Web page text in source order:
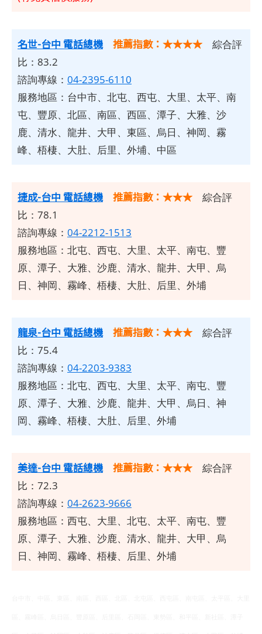
名世-台中 電話總機 推薦指數：★★★★
綜合評
比：83.2
諮詢專線： 04-2395-6110
服務地區：台中市、北屯、西屯、大里、太平、南
屯、豐原、北區、南區、西區、潭子、大雅、沙
鹿、清水、龍井、大甲、東區、烏日、神岡、霧
峰、梧棲、大肚、后里、外埔、中區​
捷成-台中 電話總機 推薦指數：★★★
綜合評
比：78.1
諮詢專線： 04-2212-1513
服務地區：北屯、西屯、大里、太平、南屯、豐
原、潭子、大雅、沙鹿、清水、龍井、大甲、烏
日、神岡、霧峰、梧棲、大肚、后里、外埔
龍泉-台中 電話總機 推薦指數：★★★
綜合評
比：75.4
諮詢專線： 04-2203-9383
服務地區：北屯、西屯、大里、太平、南屯、豐
原、潭子、大雅、沙鹿、龍井、大甲、烏日、神
岡、霧峰、梧棲、大肚、后里、外埔
美達-台中 電話總機 推薦指數：★★★
綜合評
比：72.3
諮詢專線： 04-2623-9666
服務地區：西屯、大里、北屯、太平、南屯、豐
原、潭子、大雅、沙鹿、清水、龍井、大甲、烏
日、神岡、霧峰、梧棲、后里、外埔